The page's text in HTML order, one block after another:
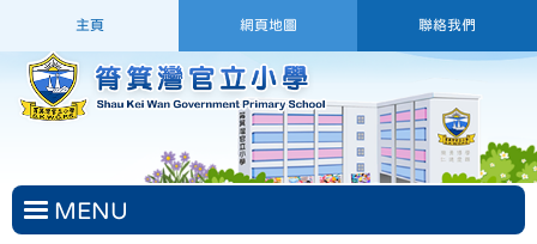
主頁 網頁地圖 聯絡我們
MENU